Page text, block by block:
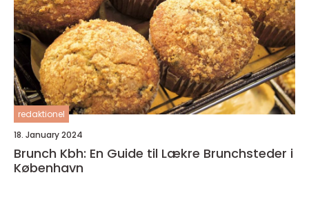
redaktionel
18. January 2024
Brunch Kbh: En Guide til Lækre Brunchsteder i
København